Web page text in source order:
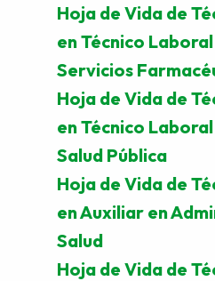
Hoja de Vida de
en Técnico
Servicios
Hoja de Vida de
en Técnico
Salud Pública
Hoja de Vida de
en Auxiliar en
Salud
Hoja de Vida de